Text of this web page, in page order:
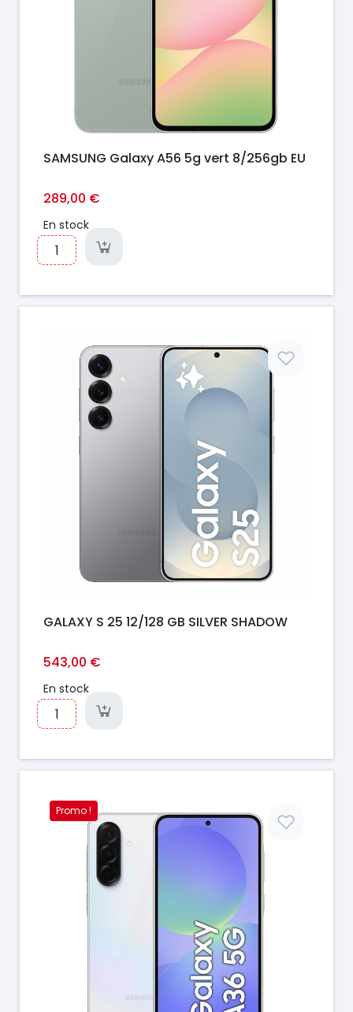
SAMSUNG Galaxy A56 5g vert 8/256gb EU
289,00 €
En stock
GALAXY S 25 12/128 GB SILVER SHADOW
543,00 €
En stock
Promo !